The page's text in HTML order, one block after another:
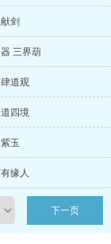
剑
三界葫
道观
四境
玉
缘人
下一页